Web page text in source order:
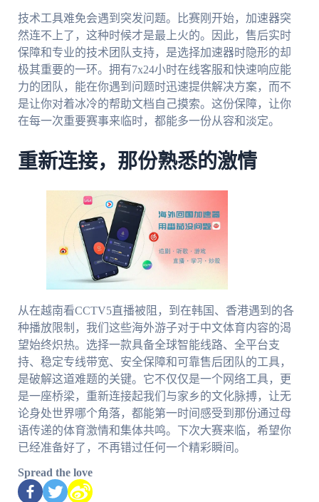
技术工具难免会遇到突发问题。比赛刚开始，加速器突
然连不上了，这种时候才是最上火的。因此，售后实时
保障和专业的技术团队支持，是选择加速器时隐形的却
极其重要的一环。拥有7x24小时在线客服和快速响应能
力的团队，能在你遇到问题时迅速提供解决方案，而不
是让你对着冰冷的帮助文档自己摸索。这份保障，让你
在每一次重要赛事来临时，都能多一份从容和淡定。
重新连接，那份熟悉的激情
从在越南看CCTV5直播被阻，到在韩国、香港遇到的各
种播放限制，我们这些海外游子对于中文体育内容的渴
望始终炽热。选择一款具备全球智能线路、全平台支
持、稳定专线带宽、安全保障和可靠售后团队的工具，
是破解这道难题的关键。它不仅仅是一个网络工具，更
是一座桥梁，重新连接起我们与家乡的文化脉搏，让无
论身处世界哪个角落，都能第一时间感受到那份通过母
语传递的体育激情和集体共鸣。下次大赛来临，希望你
已经准备好了，不再错过任何一个精彩瞬间。
Spread the love